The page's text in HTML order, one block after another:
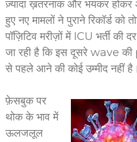
ज़्यादा ख़तरनाक और भयंकर
हुए नए मामलों ने पुराने रिकॉर्ड
पॉज़िटिव मरीज़ों में ICU भर्ती की
जा रही है कि इस दूसरे wave
से पहले आने की कोई उम्मीद नहीं है।
फ़ेसबुक पर
थोक के भाव में
ऊलजलूल